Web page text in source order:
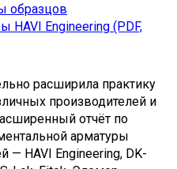
образцов
HAVI Engineering (PDF,
расширила практику
производителей и
отчёт по
арматуры
— HAVI Engineering, DK-